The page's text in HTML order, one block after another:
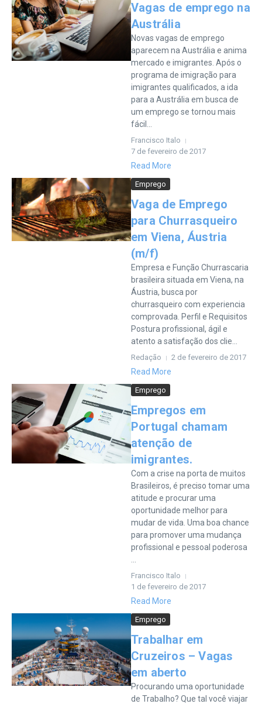
Vagas de emprego na
Austrália
Novas vagas de emprego
aparecem na Austrália e anima
mercado e imigrantes. Após o
programa de imigração para
imigrantes qualificados, a ida
para a Austrália em busca de
um emprego se tornou mais
fácil...
Francisco Italo
7 de fevereiro de 2017
Read More
Emprego
Vaga de Emprego
para Churrasqueiro
em Viena, Áustria
(m/f)
Empresa e Função Churrascaria
brasileira situada em Viena, na
Áustria, busca por
churrasqueiro com experiencia
comprovada. Perfil e Requisitos
Postura profissional, ágil e
atento a satisfação dos clie...
Redação 2 de fevereiro de 2017
Read More
Emprego
Empregos em
Portugal chamam
atenção de
imigrantes.
Com a crise na porta de muitos
Brasileiros, é preciso tomar uma
atitude e procurar uma
oportunidade melhor para
mudar de vida. Uma boa chance
para promover uma mudança
profissional e pessoal poderosa
Francisco Italo
1 de fevereiro de 2017
Read More
Emprego
Trabalhar em
Cruzeiros – Vagas
em aberto
Procurando uma oportunidade
de Trabalho? Que tal você viajar